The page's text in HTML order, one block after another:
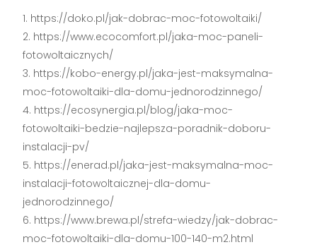
https://doko.pl/jak-dobrac-moc-fotowoltaiki/
https://www.ecocomfort.pl/jaka-moc-paneli-
fotowoltaicznych/
https://kobo-energy.pl/jaka-jest-maksymalna-
moc-fotowoltaiki-dla-domu-jednorodzinnego/
https://ecosynergia.pl/blog/jaka-moc-
fotowoltaiki-bedzie-najlepsza-poradnik-doboru-
instalacji-pv/
https://enerad.pl/jaka-jest-maksymalna-moc-
instalacji-fotowoltaicznej-dla-domu-
jednorodzinnego/
https://www.brewa.pl/strefa-wiedzy/jak-dobrac-
moc-fotowoltaiki-dla-domu-100-140-m2.html